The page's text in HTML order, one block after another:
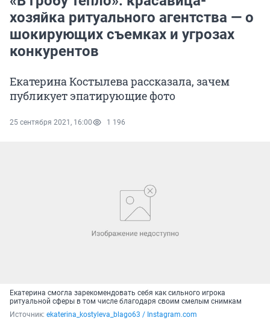
хозяйка ритуального агентства — о
шокирующих съемках и угрозах
конкурентов
Екатерина Костылева рассказала, зачем
публикует эпатирующие фото
25 сентября 2021, 16:00 1 196
Екатерина смогла зарекомендовать себя как сильного игрока
ритуальной сферы в том числе благодаря своим смелым снимкам
Источник: ekaterina_kostyleva_blago63 / Instagram.com